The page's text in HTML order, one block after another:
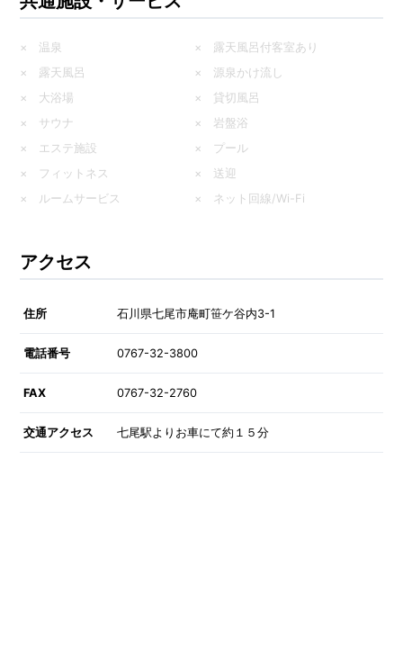
× 温泉
× 露天風呂付客室あり
× 露天風呂
× 源泉かけ流し
× 大浴場
× 貸切風呂
× サウナ
× 岩盤浴
× エステ施設
× プール
× フィットネス
× 送迎
× ルームサービス
× ネット回線/Wi-Fi
アクセス
住所 石川県七尾市庵町笹ケ谷内3-1
電話番号 0767-32-3800
FAX 0767-32-2760
交通アクセス 七尾駅よりお車にて約１５分